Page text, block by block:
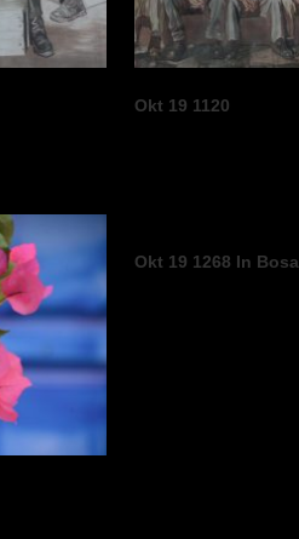
Okt 19 1120
Okt 19 1268 In Bosa